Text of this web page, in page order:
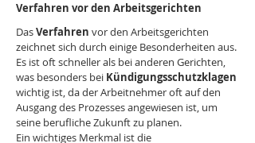
Verfahren vor den Arbeitsgerichten
Das Verfahren vor den Arbeitsgerichten
zeichnet sich durch einige Besonderheiten aus.
Es ist oft schneller als bei anderen Gerichten,
was besonders bei Kündigungsschutzklagen
wichtig ist, da der Arbeitnehmer oft auf den
Ausgang des Prozesses angewiesen ist, um
seine berufliche Zukunft zu planen.
Ein wichtiges Merkmal ist die